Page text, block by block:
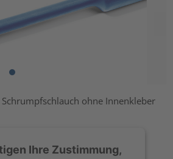
ohne Innenkleber
Ihre Zustimmung,